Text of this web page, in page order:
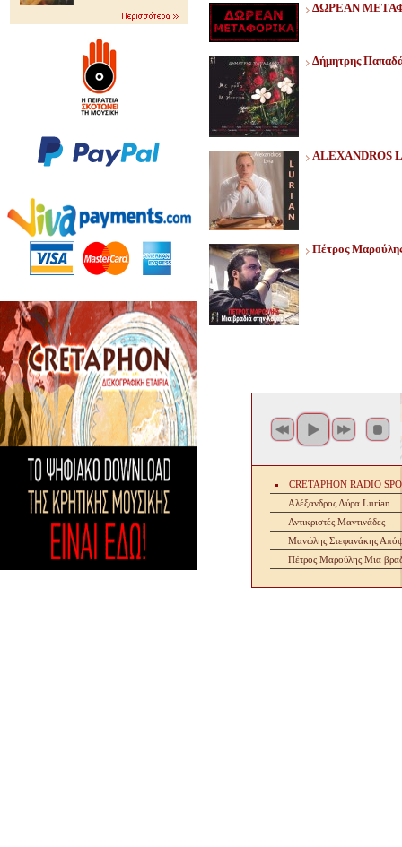
ΔΩΡΕΑΝ
Δήμητρης
ALEXANDROS
Πέτρος
CRETAPHON RADIO
Αλέξανδρος Λύρα Lurian
Αντικριστές Μαντινάδες
Μανώλης Στεφανάκης
Πέτρος Μαρούλης Μια